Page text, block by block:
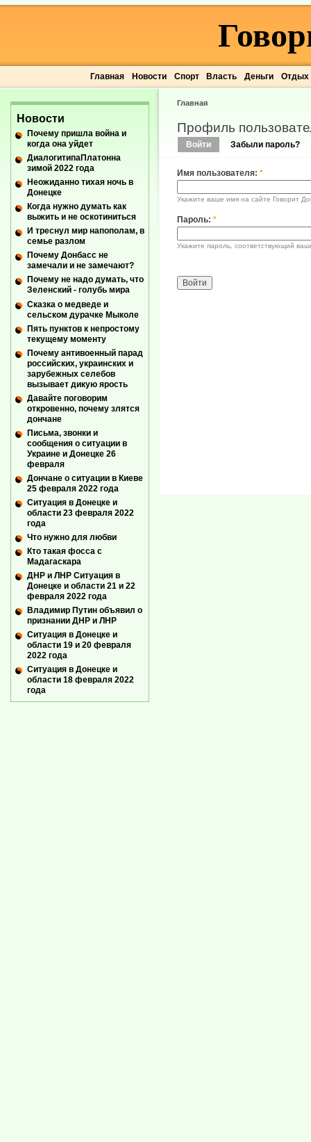
Главная Новости Спорт Власть Деньги Отдых
Главная
Профиль
Войти Забыли пароль?
Имя пользователя: *
Укажите ваше имя на сайте Говорит
Пароль: *
Укажите пароль, соответствующий
Новости
Почему пришла война и
когда она уйдет
ДиалогитипаПлатонна
зимой 2022 года
Неожиданно тихая ночь в
Донецке
Когда нужно думать как
выжить и не оскотиниться
И треснул мир напополам, в
семье разлом
Почему Донбасс не
замечали и не замечают?
Почему не надо думать, что
Зеленский - голубь мира
Сказка о медведе и
сельском дурачке Мыколе
Пять пунктов к непростому
текущему моменту
Почему антивоенный парад
российских, украинских и
зарубежных селебов
вызывает дикую ярость
Давайте поговорим
откровенно, почему злятся
дончане
Письма, звонки и
сообщения о ситуации в
Украине и Донецке 26
февраля
Дончане о ситуации в Киеве
25 февраля 2022 года
Ситуация в Донецке и
области 23 февраля 2022
года
Что нужно для любви
Кто такая фосса с
Мадагаскара
ДНР и ЛНР Ситуация в
Донецке и области 21 и 22
февраля 2022 года
Владимир Путин объявил о
признании ДНР и ЛНР
Ситуация в Донецке и
области 19 и 20 февраля
2022 года
Ситуация в Донецке и
области 18 февраля 2022
года